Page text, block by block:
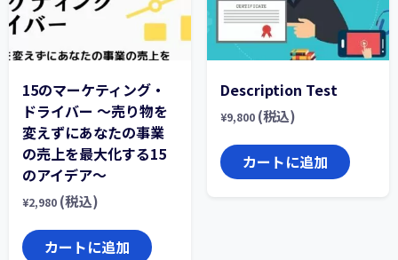
15のマーケティング・
ドライバー ～売り物を
変えずにあなたの事業
の売上を最大化する15
のアイデア～
¥2,980 (税込)
カートに追加
Description Test
¥9,800 (税込)
カートに追加